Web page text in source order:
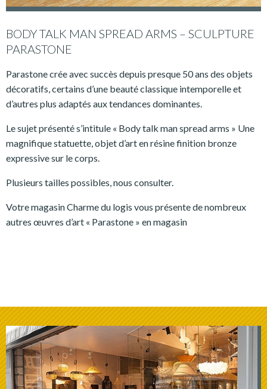
BODY TALK MAN SPREAD ARMS – SCULPTURE
PARASTONE
Parastone crée avec succès depuis presque 50 ans des objets
décoratifs, certains d’une beauté classique intemporelle et
d’autres plus adaptés aux tendances dominantes.
Le sujet présenté s’intitule « Body talk man spread arms » Une
magnifique statuette, objet d’art en résine finition bronze
expressive sur le corps.
Plusieurs tailles possibles, nous consulter.
Votre magasin Charme du logis vous présente de nombreux
autres œuvres d’art « Parastone » en magasin